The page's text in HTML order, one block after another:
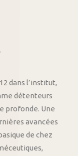
dans l’institut,
détenteurs
profonde. Une
avancées
de chez